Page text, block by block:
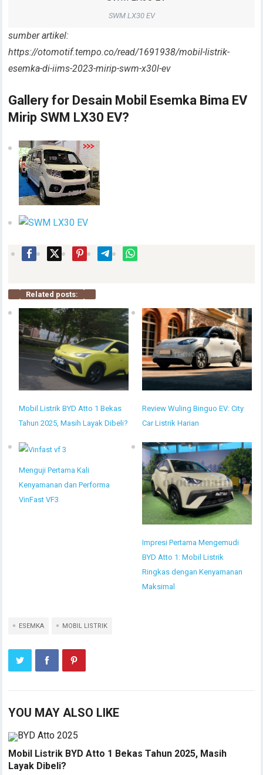
SWM LX30 EV
sumber artikel:
https://otomotif.tempo.co/read/1691938/mobil-listrik-
esemka-di-iims-2023-mirip-swm-x30l-ev
Gallery for Desain Mobil Esemka Bima EV
Mirip SWM LX30 EV?
Related posts:
Mobil Listrik BYD Atto 1 Bekas
Tahun 2025, Masih Layak Dibeli?
Review Wuling Binguo EV: City
Car Listrik Harian
Menguji Pertama Kali
Kenyamanan dan Performa
VinFast VF3
Impresi Pertama Mengemudi
BYD Atto 1: Mobil Listrik
Ringkas dengan Kenyamanan
Maksimal
ESEMKA MOBIL LISTRIK
YOU MAY ALSO LIKE
Mobil Listrik BYD Atto 1 Bekas Tahun 2025, Masih
Layak Dibeli?